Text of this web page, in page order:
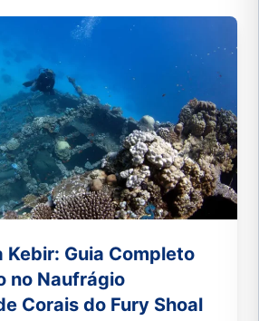
Kebir: Guia Completo
no Naufrágio
Corais do Fury Shoal